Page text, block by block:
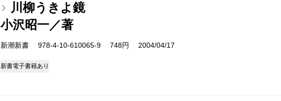
川柳うきよ鏡
小沢昭一／著
新潮新書 978-4-10-610065-9 748円 2004/04/17
新書電子書籍あり